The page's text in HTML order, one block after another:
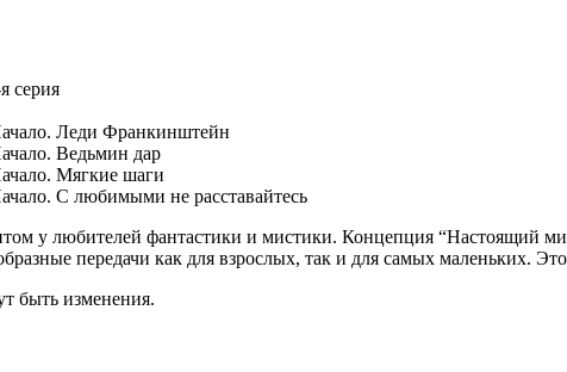
серия
Леди Франкинштейн
Ведьмин дар
Мягкие шаги
С любимыми не расставайтесь
у любителей фантастики и мистики. Концепция “Настоящий
передачи как для взрослых, так и для самых маленьких.
быть изменения.